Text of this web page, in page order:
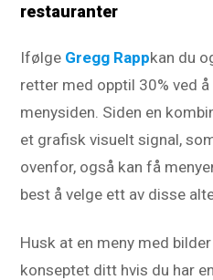
restauranter
Ifølge Gregg Rappkan du
retter med opptil 30% ved
menysiden. Siden en
et grafisk visuelt signal,
ovenfor, også kan få
best å velge ett av disse
Husk at en meny med
konseptet ditt hvis du har